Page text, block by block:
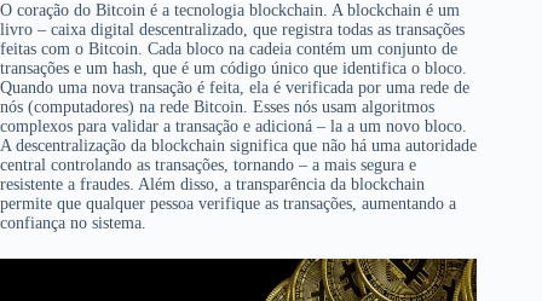
O coração do Bitcoin é a tecnologia blockchain. A blockchain é um
livro – caixa digital descentralizado, que registra todas as transações
feitas com o Bitcoin. Cada bloco na cadeia contém um conjunto de
transações e um hash, que é um código único que identifica o bloco.
Quando uma nova transação é feita, ela é verificada por uma rede de
nós (computadores) na rede Bitcoin. Esses nós usam algoritmos
complexos para validar a transação e adicioná – la a um novo bloco.
A descentralização da blockchain significa que não há uma autoridade
central controlando as transações, tornando – a mais segura e
resistente a fraudes. Além disso, a transparência da blockchain
permite que qualquer pessoa verifique as transações, aumentando a
confiança no sistema.